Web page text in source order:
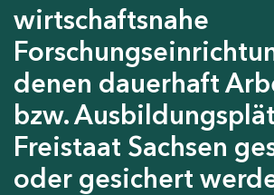
wirtschaftsnahe
denen dauerhaft
bzw.
Freistaat Sachsen
oder gesichert